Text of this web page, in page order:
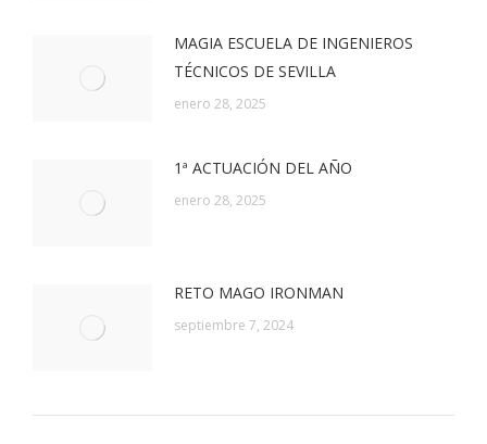
MAGIA ESCUELA DE INGENIEROS
TÉCNICOS DE SEVILLA
enero 28, 2025
1ª ACTUACIÓN DEL AÑO
enero 28, 2025
RETO MAGO IRONMAN
septiembre 7, 2024